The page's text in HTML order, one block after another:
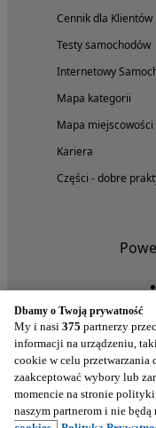
Cennik dla
Testy samochodów
Internetowy
Mapa kategorii
Mapa miejscowości
Kariera
Części - dobre
Dbamy o Twoją prywatność
My i nasi 375 partnerzy
informacji na urządzeniu,
cookie w celu
zaakceptować wybory lub
momencie na stronie
naszym partnerom i nie będą